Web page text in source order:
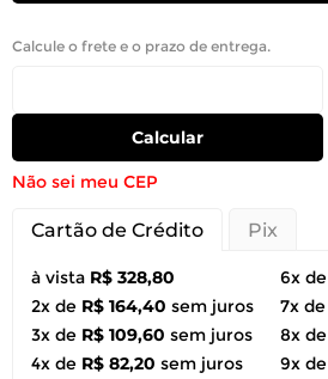
Calcule o frete e o prazo de entrega.
Calcular
Não sei meu CEP
Cartão de Crédito Pix
à vista R$ 328,80
2x de R$ 164,40 sem juros
3x de R$ 109,60 sem juros
4x de R$ 82,20 sem juros
6x de
7x de
8x de
9x de